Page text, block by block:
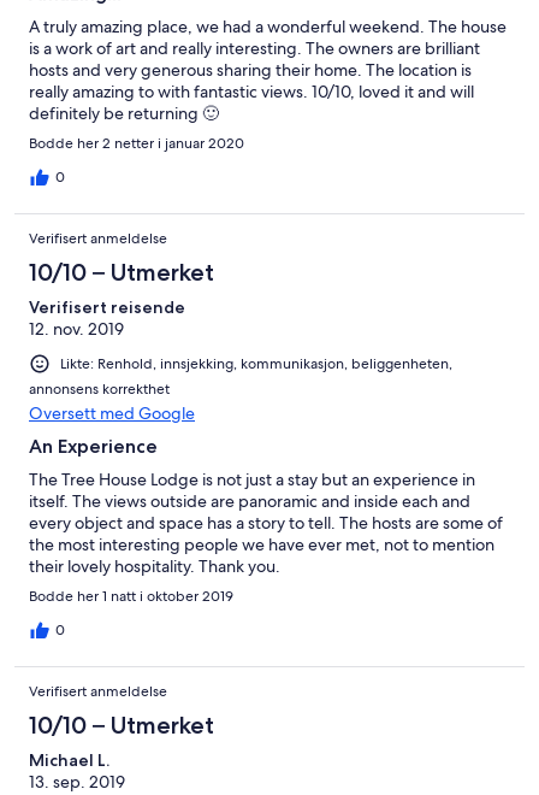
A truly amazing place, we had a wonderful weekend. The house
is a work of art and really interesting. The owners are brilliant
hosts and very generous sharing their home. The location is
really amazing to with fantastic views. 10/10, loved it and will
definitely be returning 🙂
Bodde her 2 netter i januar 2020
0
Verifisert anmeldelse
10/10 – Utmerket
Verifisert reisende
12. nov. 2019
Likte: Renhold, innsjekking, kommunikasjon, beliggenheten,
annonsens korrekthet
Oversett med Google
An Experience
The Tree House Lodge is not just a stay but an experience in
itself. The views outside are panoramic and inside each and
every object and space has a story to tell. The hosts are some of
the most interesting people we have ever met, not to mention
their lovely hospitality. Thank you.
Bodde her 1 natt i oktober 2019
0
Verifisert anmeldelse
10/10 – Utmerket
Michael L.
13. sep. 2019